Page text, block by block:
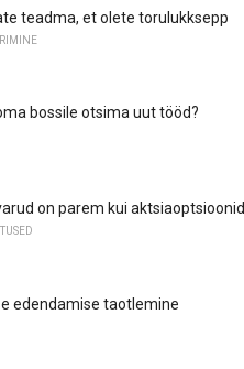
teadma, et olete torulukksepp
bossile otsima uut tööd?
on parem kui aktsiaoptsioonid
edendamise taotlemine